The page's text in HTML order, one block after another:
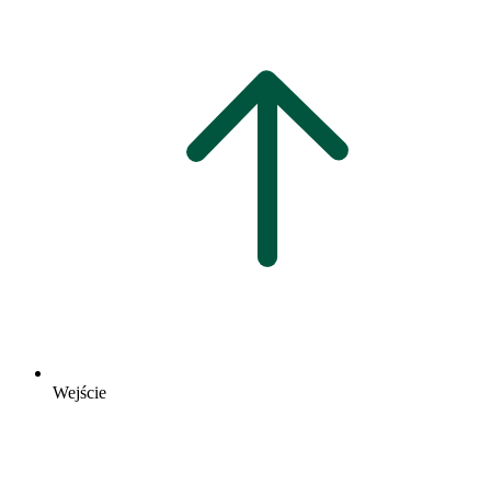
Wejście